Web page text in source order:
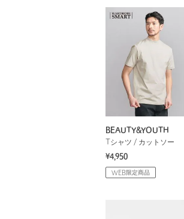
BEAUTY&YOUTH
Tシャツ / カットソー
¥4,950
WEB限定商品